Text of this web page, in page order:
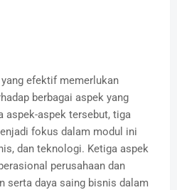
efektif memerlukan
berbagai aspek yang
aspek-aspek tersebut, tiga
fokus dalam modul ini
dan teknologi. Ketiga aspek
perusahaan dan
serta daya saing bisnis dalam